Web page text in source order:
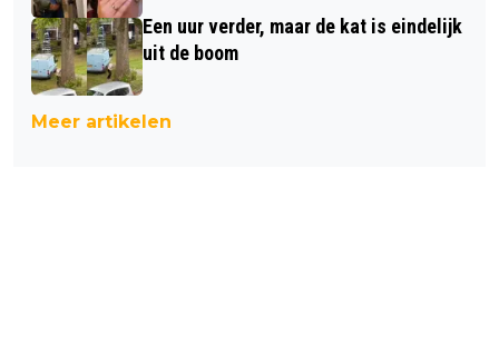
Een uur verder, maar de kat is eindelijk
uit de boom
Meer artikelen